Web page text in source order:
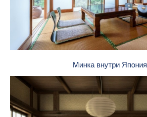
Минка внутри Япония